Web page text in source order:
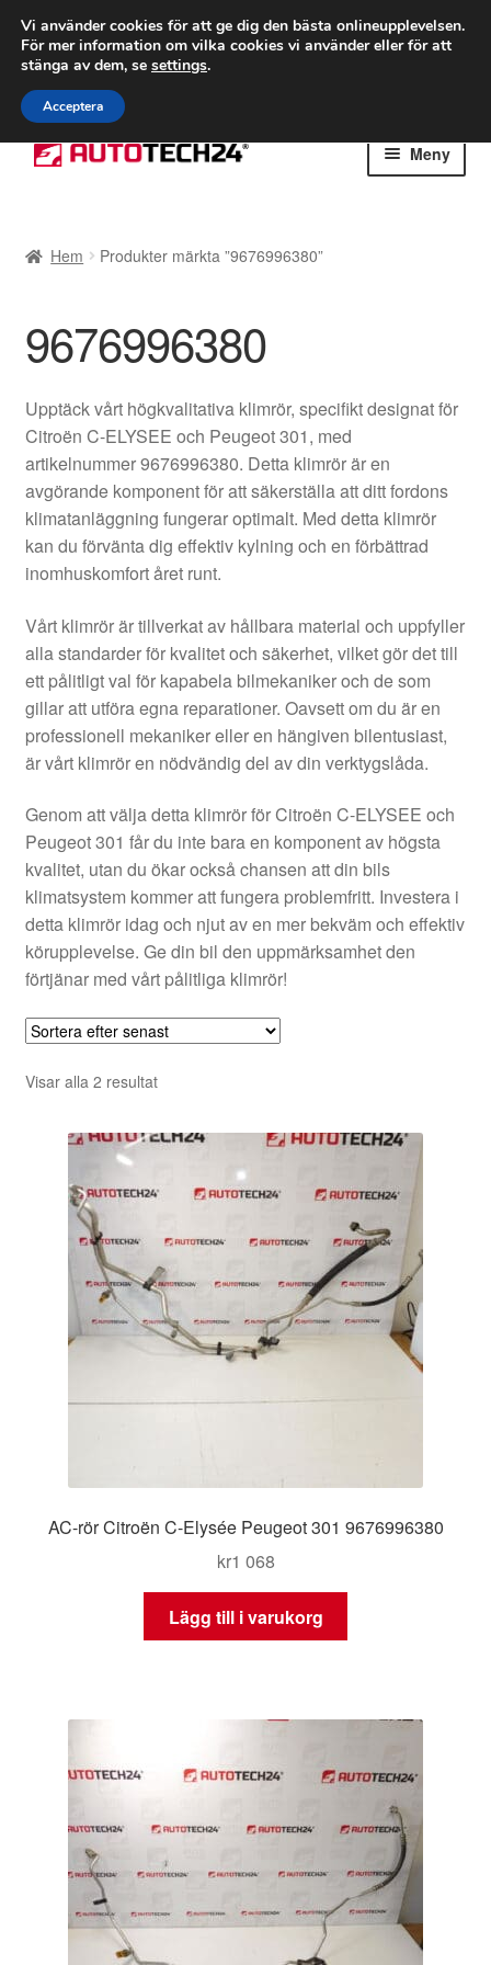
FRAKT från 75 kr
Världsomspännande frakt
Ring 766 924 713
Hoppa
till
Hoppa
till
Meny
Betalningar
Integritetspolicy
Kolla upp
Kontakt
Mitt konto
Om oss
Reklamationsprocedur
Transport
Världsomspännande frakt
Villkor
Hem Produkter märkta ”9676996380”
9676996380
Upptäck vårt högkvalitativa klimrör, specifikt designat för
Citroën C-ELYSEE och Peugeot 301, med
artikelnummer 9676996380. Detta klimrör är en
avgörande komponent för att säkerställa att ditt fordons
klimatanläggning fungerar optimalt. Med detta klimrör
kan du förvänta dig effektiv kylning och en förbättrad
inomhuskomfort året runt.
Vårt klimrör är tillverkat av hållbara material och uppfyller
alla standarder för kvalitet och säkerhet, vilket gör det till
ett pålitligt val för kapabela bilmekaniker och de som
gillar att utföra egna reparationer. Oavsett om du är en
professionell mekaniker eller en hängiven bilentusiast,
är vårt klimrör en nödvändig del av din verktygslåda.
Genom att välja detta klimrör för Citroën C-ELYSEE och
Peugeot 301 får du inte bara en komponent av högsta
kvalitet, utan du ökar också chansen att din bils
klimatsystem kommer att fungera problemfritt. Investera i
detta klimrör idag och njut av en mer bekväm och effektiv
körupplevelse. Ge din bil den uppmärksamhet den
förtjänar med vårt pålitliga klimrör!
Visar alla 2 resultatSortera
senaste
AC-rör Citroën C-Elysée Peugeot 301 9676996380
kr1 068
Lägg till i varukorg
Vi använder cookies för att ge dig den bästa onlineupplevelsen.
För mer information om vilka cookies vi använder eller för att
stänga av dem, se settings.
Acceptera